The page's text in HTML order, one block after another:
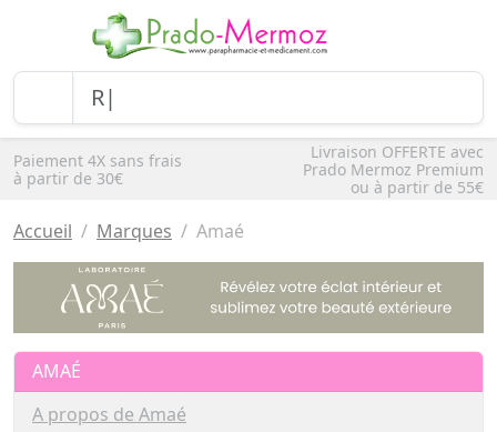
Paiement 4X sans frais
à partir de 30€
Livraison OFFERTE avec
Prado Mermoz Premium
ou à partir de 55€
Accueil Marques Amaé
AMAÉ
A propos de Amaé